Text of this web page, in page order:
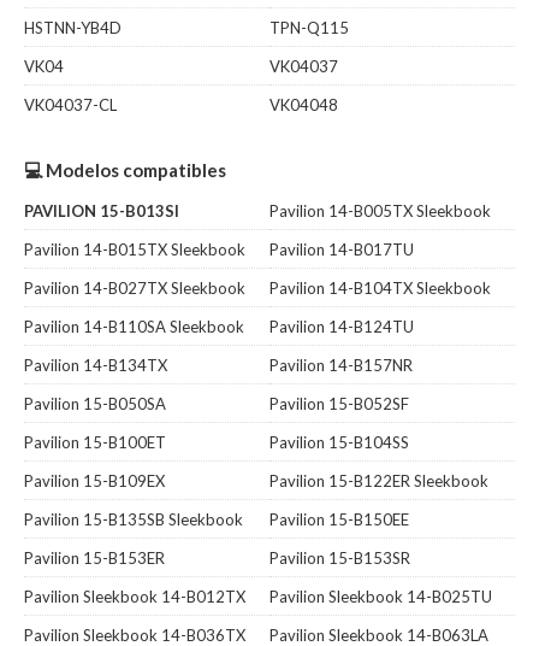
HSTNN-YB4D
TPN-Q115
VK04
VK04037
VK04037-CL
VK04048
💻 Modelos compatibles
PAVILION 15-B013SI
Pavilion 14-B005TX Sleekbook
Pavilion 14-B015TX Sleekbook
Pavilion 14-B017TU
Pavilion 14-B027TX Sleekbook
Pavilion 14-B104TX Sleekbook
Pavilion 14-B110SA Sleekbook
Pavilion 14-B124TU
Pavilion 14-B134TX
Pavilion 14-B157NR
Pavilion 15-B050SA
Pavilion 15-B052SF
Pavilion 15-B100ET
Pavilion 15-B104SS
Pavilion 15-B109EX
Pavilion 15-B122ER Sleekbook
Pavilion 15-B135SB Sleekbook
Pavilion 15-B150EE
Pavilion 15-B153ER
Pavilion 15-B153SR
Pavilion Sleekbook 14-B012TX
Pavilion Sleekbook 14-B025TU
Pavilion Sleekbook 14-B036TX
Pavilion Sleekbook 14-B063LA